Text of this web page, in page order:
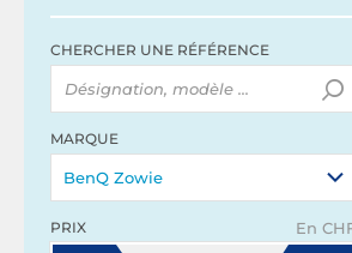
CHERCHER UNE RÉFÉRENCE
MARQUE
BenQ Zowie
PRIX En